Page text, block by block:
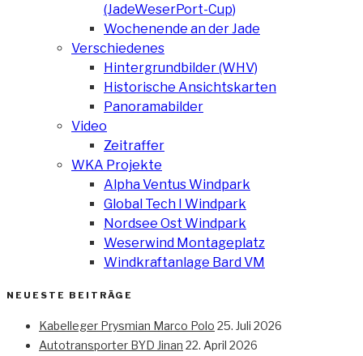
(JadeWeserPort-Cup)
Wochenende an der Jade
Verschiedenes
Hintergrundbilder (WHV)
Historische Ansichtskarten
Panoramabilder
Video
Zeitraffer
WKA Projekte
Alpha Ventus Windpark
Global Tech I Windpark
Nordsee Ost Windpark
Weserwind Montageplatz
Windkraftanlage Bard VM
NEUESTE BEITRÄGE
Kabelleger Prysmian Marco Polo 25. Juli 2026
Autotransporter BYD Jinan 22. April 2026